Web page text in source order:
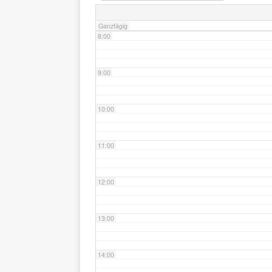
Ganztägig
8:00
9:00
10:00
11:00
12:00
13:00
14:00